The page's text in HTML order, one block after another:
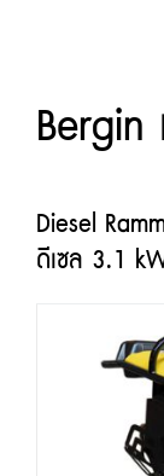
Bergin
Diesel
ดีเซล 3.1